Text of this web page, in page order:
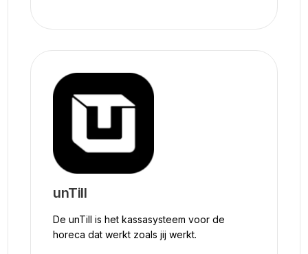
unTill
De unTill is het kassasysteem voor de
horeca dat werkt zoals jij werkt.